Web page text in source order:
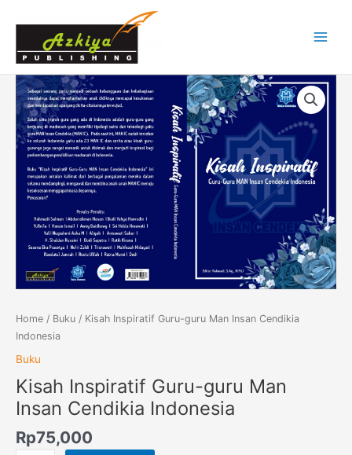
Menu
Home / Buku / Kisah Inspiratif Guru-guru Man Insan Cendikia
Indonesia
Buku
Kisah Inspiratif Guru-guru Man
Insan Cendikia Indonesia
Rp75,000
Kisah
Inspiratif
Guru-
guru
Man
Insan
Cendikia
Indonesia
quantity